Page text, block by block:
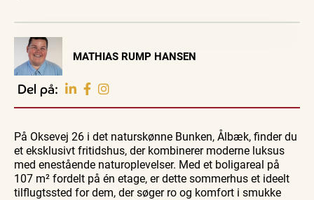
Visit Vendsyssel
EVENTKALENDER
Oplev events i
Vendsyssel
natur og lokale events.
Se events
Guidede ture
Skagen
med
Bedford
bussen
fra 1937
9. aug.
Guidede ture
Skagen
med
Bedford
bussen
fra 1937
Familie
Skagen
fra
søsiden
Tunø
MATHIAS RUMP HANSEN
Del på:
På Oksevej 26 i det naturskønne Bunken, Ålbæk, finder du
et eksklusivt fritidshus, der kombinerer moderne luksus
med enestående na­tu­ro­p­le­vel­ser. Med et boligareal på
107 m² fordelt på én etage, er dette sommerhus et ideelt
tilflugtssted for dem, der søger ro og komfort i smukke